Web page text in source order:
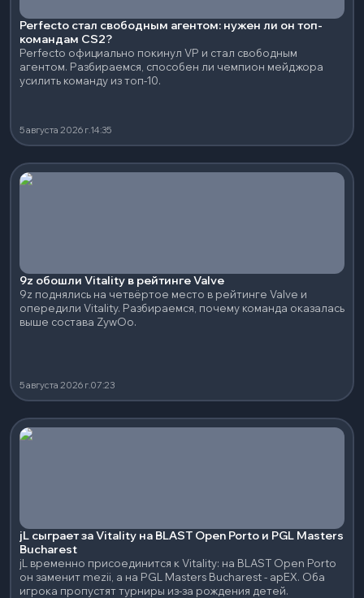
Perfecto стал свободным агентом: нужен ли он топ-
командам CS2?
Perfecto официально покинул VP и стал свободным
агентом. Разбираемся, способен ли чемпион мейджора
усилить команду из топ-10.
5 августа 2026 г.14:35
9z обошли Vitality в рейтинге Valve
9z поднялись на четвёртое место в рейтинге Valve и
опередили Vitality. Разбираемся, почему команда оказалась
выше состава ZywOo.
5 августа 2026 г.07:23
jL сыграет за Vitality на BLAST Open Porto и PGL Masters
Bucharest
jL временно присоединится к Vitality: на BLAST Open Porto
он заменит mezii, а на PGL Masters Bucharest - apEX. Оба
игрока пропустят турниры из-за рождения детей.